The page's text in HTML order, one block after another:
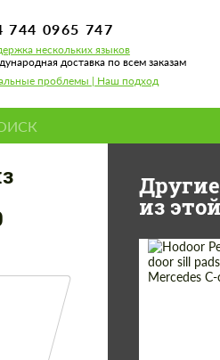
744 0965 747
нескольких языков
доставка по всем заказам
проблемы | Наш подход
Evolution 10
из